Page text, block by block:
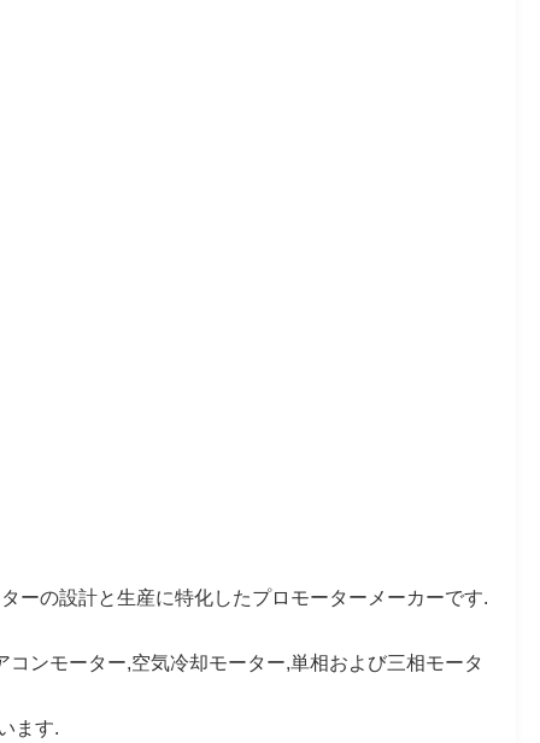
ーの設計と生産に特化したプロモーターメーカーです.
ンモーター,空気冷却モーター,単相および三相モータ
ます.